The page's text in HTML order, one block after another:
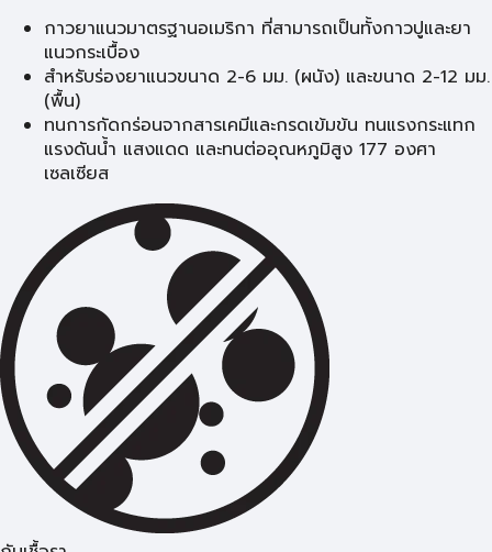
กาวยาแนวมาตรฐานอเมริกา ที่สามารถเป็นทั้งกาวปูและยา
แนวกระเบื้อง
สำหรับร่องยาแนวขนาด 2-6 มม. (ผนัง) และขนาด 2-12 มม.
(พื้น)
ทนการกัดกร่อนจากสารเคมีและกรดเข้มข้น ทนแรงกระแทก
แรงดันนํ้า แสงแดด และทนต่ออุณหภูมิสูง 177 องศา
เซลเซียส